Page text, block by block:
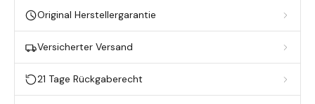
Original Herstellergarantie
Versicherter Versand
21 Tage Rückgaberecht